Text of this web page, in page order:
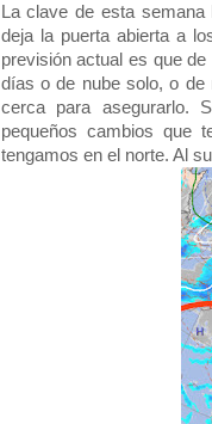
La clave de esta
deja la puerta abierta a
previsión actual es que
días o de nube solo, o de
cerca para asegurarlo.
pequeños cambios que
tengamos en el norte. Al